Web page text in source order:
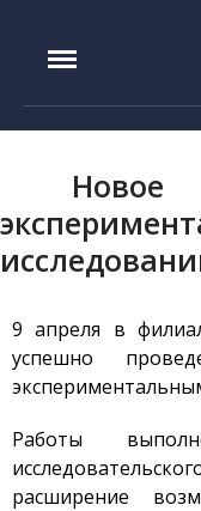
IAE.KZ
9 апреля в
успешно
Работы
расширение